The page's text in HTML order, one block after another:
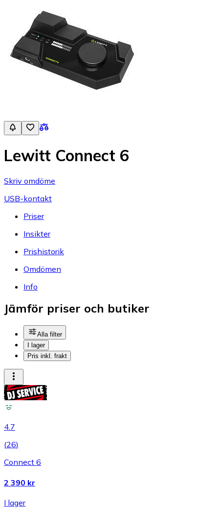
Lewitt Connect 6
Skriv omdöme
USB-kontakt
Priser
Insikter
Prishistorik
Omdömen
Info
Jämför priser och butiker
Alla filter
I lager
Pris inkl. frakt
4.7
(26)
Connect 6
2 390 kr
I lager